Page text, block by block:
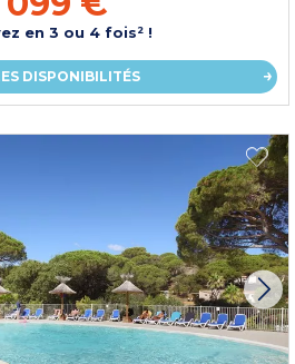
en 3 ou 4 fois² !
DISPONIBILITÉS